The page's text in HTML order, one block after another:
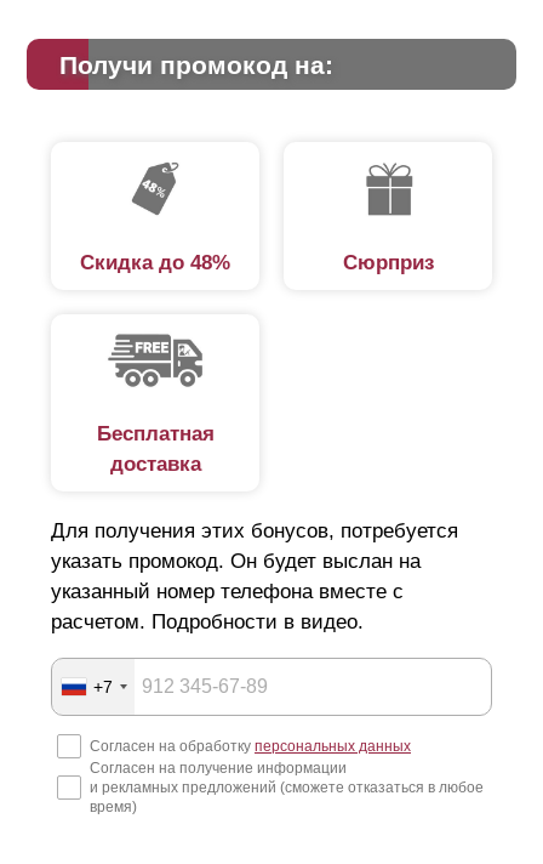
Получи промокод на:
Скидка до 48% Сюрприз
Бесплатная
доставка
Для получения этих бонусов, потребуется
указать промокод. Он будет выслан на
указанный номер телефона вместе с
расчетом. Подробности в видео.
+7
Согласен на обработку персональных данных
Согласен на получение информации
и рекламных предложений (сможете отказаться в любое
время)